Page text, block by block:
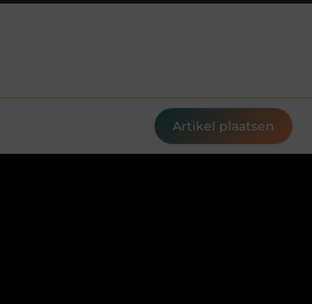
Artikel plaatsen